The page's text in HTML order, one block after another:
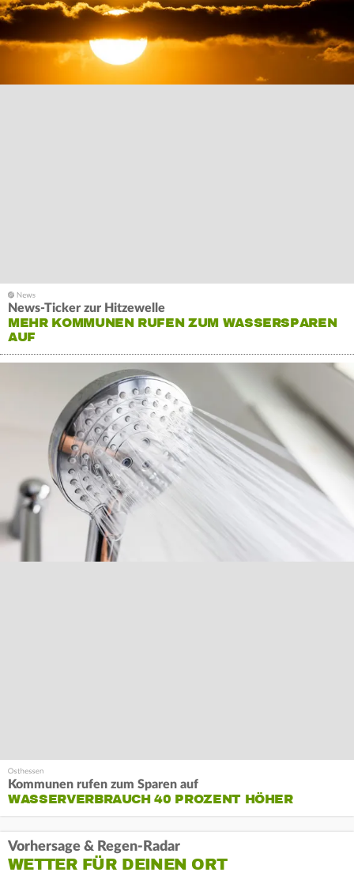
News-Ticker zur Hitzewelle
MEHR KOMMUNEN RUFEN ZUM WASSERSPAREN
AUF
Kommunen rufen zum Sparen auf
WASSERVERBRAUCH 40 PROZENT HÖHER
Vorhersage & Regen-Radar
WETTER FÜR DEINEN ORT